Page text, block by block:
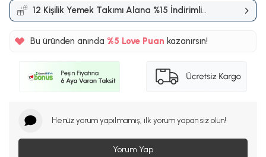
12 Kişilik Yemek Takımı Alana %15 İndirimli
Kampanyası
Bu üründen anında %5
%5
Love Puan kazanırsın!
Henüz yorum yapılmamış, ilk yorum yapan siz olun!
Yorum Yap